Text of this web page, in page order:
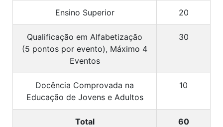
Ensino Superior 20
Qualificação em Alfabetização
(5 pontos por evento), Máximo 4
Eventos
30
Docência Comprovada na
Educação de Jovens e Adultos
10
Total 60